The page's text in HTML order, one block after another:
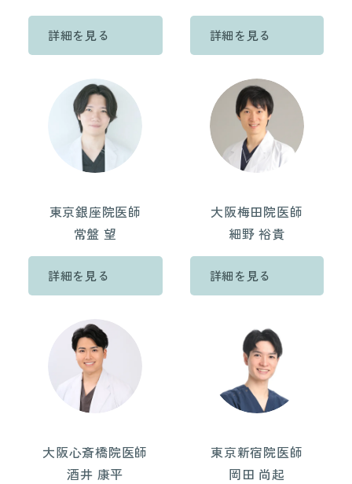
詳細を見る 詳細を見る
東京銀座院医師
常盤 望
詳細を見る
大阪梅田院医師
細野 裕貴
詳細を見る
大阪心斎橋院医師
酒井 康平
東京新宿院医師
岡田 尚起